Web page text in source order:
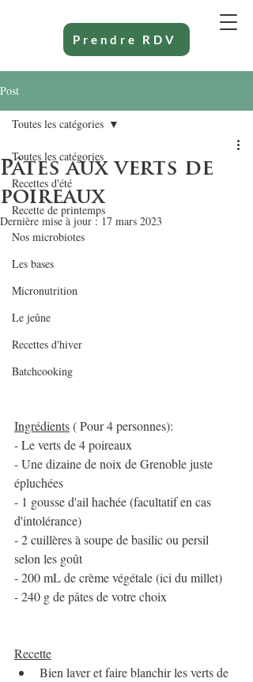
Prendre RDV
Post
Toutes les catégories
Recettes d'été
Recette de printemps
Nos microbiotes
Les bases
Micronutrition
Le jeûne
Recettes d'hiver
Batchcooking
Toutes les catégories
Pâtes aux verts de
poireaux
Dernière mise à jour : 17 mars 2023
Ingrédients ( Pour 4 personnes):
- Le verts de 4 poireaux
- Une dizaine de noix de Grenoble juste
épluchées
- 1 gousse d'ail hachée (facultatif en cas
d'intolérance)
- 2 cuillères à soupe de basilic ou persil
selon les goût
- 200 mL de crème végétale (ici du millet)
- 240 g de pâtes de votre choix
Recette
Bien laver et faire blanchir les verts de